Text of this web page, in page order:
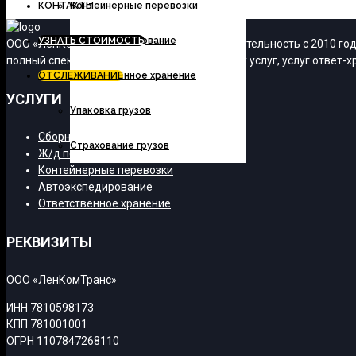
Контейнерные перевозки
Автоэкспедирование
Ответственное хранение
Упаковка грузов
Страхование грузов
КОНТАКТЫ
УЗНАТЬ СТОИМОСТЬ
ОТСЛЕЖИВАНИЕ
ООО «ЛенКомТранс» осуществляет свою деятельность с 2010
полный спектр транспортно-экспедиционных услуг, услуг ответ-
УСЛУГИ
Сборные грузы
Ж/д перевозки
Контейнерные перевозки
Автоэкспедирование
Ответственное хранение
РЕКВИЗИТЫ
ООО «ЛенКомТранс»
ИНН 7810598173
КПП 781001001
ОГРН 1107847268110